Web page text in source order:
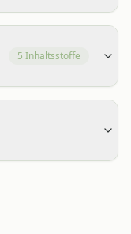
5 Inhaltsstoffe